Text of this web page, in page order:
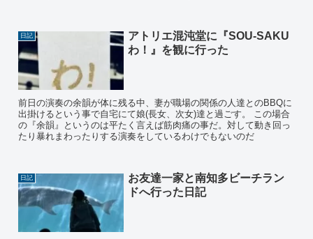
日記
アトリエ混沌堂に『SOU-SAKU
わ！』を観に行った
前日の演奏の余韻が体に残る中、妻が職場の関係の人達とのBBQに
出掛けるという事で自宅にて娘(長女、次女)達と過ごす。 この場合
の『余韻』というのは平たく言えば筋肉痛の事だ。対して動き回っ
たり暴れまわったりする演奏をしているわけでもないのだ
日記
お友達一家と南知多ビーチラン
ドへ行った日記